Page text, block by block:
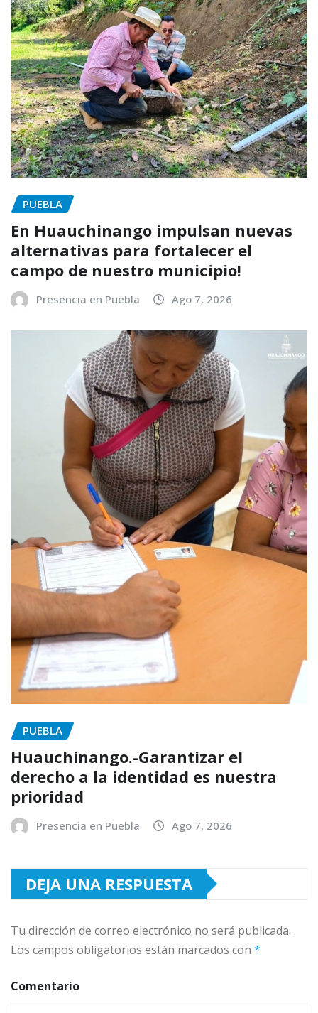
PUEBLA
En Huauchinango impulsan nuevas
alternativas para fortalecer el
campo de nuestro municipio!
Presencia en Puebla Ago 7, 2026
PUEBLA
Huauchinango.-Garantizar el
derecho a la identidad es nuestra
prioridad
Presencia en Puebla Ago 7, 2026
DEJA UNA RESPUESTA
Tu dirección de correo electrónico no será publicada.
Los campos obligatorios están marcados con *
Comentario